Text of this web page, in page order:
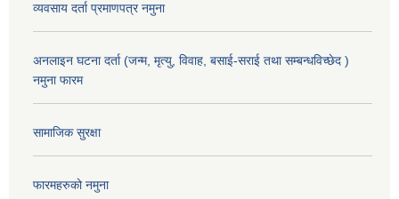
व्यवसाय दर्ता प्रमाणपत्र नमुना
अनलाइन घटना दर्ता (जन्म, मृत्यु, विवाह, बसाई-सराई तथा सम्बन्धविच्छेद )
नमुना फारम
सामाजिक सुरक्षा
फारमहरुको नमुना